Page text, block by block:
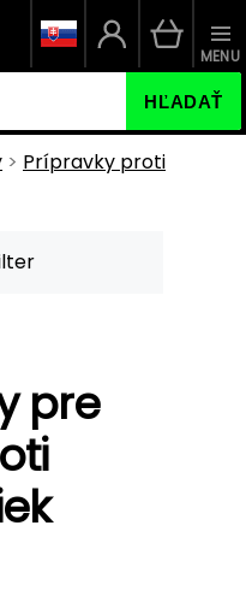
HĽADAŤ
MENU
Prípravky proti
pre